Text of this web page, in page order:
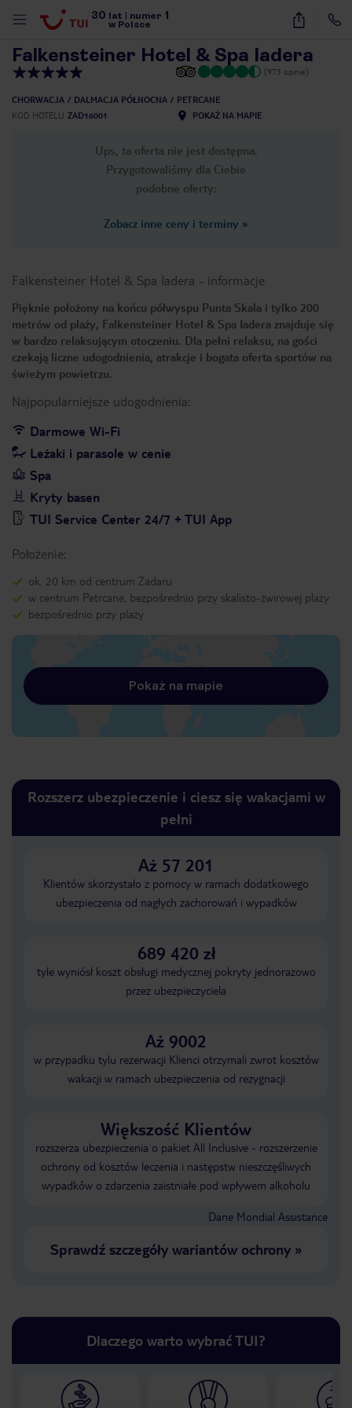
30 lat numer 1
w Polsce
33
Falkensteiner Hotel & Spa Iadera
(973 opinie)
CHORWACJA DALMACJA PÓŁNOCNA
PETRCANE
KOD HOTELU ZAD16001 POKAŻ NA MAPIE
Ups, ta oferta nie jest dostępna.
Przygotowaliśmy dla Ciebie
podobne oferty:
Zobacz inne ceny i terminy »
Falkensteiner Hotel & Spa Iadera - informacje
Pięknie położony na końcu półwyspu Punta Skala i tylko 200
metrów od plaży, Falkensteiner Hotel & Spa Iadera znajduje się
w bardzo relaksującym otoczeniu. Dla pełni relaksu, na gości
czekają liczne udogodnienia, atrakcje i bogata oferta sportów na
świeżym powietrzu.
Najpopularniejsze udogodnienia:
Darmowe Wi-Fi
Leżaki i parasole w cenie
Spa
Kryty basen
TUI Service Center 24/7 + TUI App
Położenie:
ok. 20 km od centrum Zadaru
w centrum Petrcane, bezpośrednio przy skalisto-żwirowej plaży
bezpośrednio przy plaży
Pokaż na mapie
Rozszerz ubezpieczenie i ciesz się wakacjami w
pełni
Aż 57 201
Klientów skorzystało z pomocy w ramach dodatkowego
ubezpieczenia od nagłych zachorowań i wypadków
689 420 zł
tyle wyniósł koszt obsługi medycznej pokryty jednorazowo
przez ubezpieczyciela
Aż 9002
w przypadku tylu rezerwacji Klienci otrzymali zwrot kosztów
wakacji w ramach ubezpieczenia od rezygnacji
Większość Klientów
rozszerza ubezpieczenia o pakiet All Inclusive - rozszerzenie
ochrony od kosztów leczenia i następstw nieszczęśliwych
wypadków o zdarzenia zaistniałe pod wpływem alkoholu
Dane Mondial Assistance
Sprawdź szczegóły wariantów ochrony»
Dlaczego warto wybrać TUI?